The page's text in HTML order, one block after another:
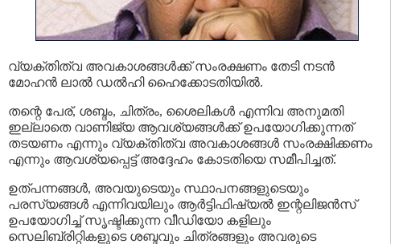
വ്യക്തിത്വ അവകാശങ്ങള്‍ക്ക് സംരക്ഷണം തേടി നടന്‍
മോഹന്‍ ലാല്‍ ഡല്‍ഹി ഹൈക്കോടതിയില്‍.
തന്റെ പേര്, ശബ്ദം, ചിത്രം, ശൈലികള്‍ എന്നിവ അനുമതി
ഇല്ലാതെ വാണിജ്യ ആവശ്യങ്ങൾക്ക് ഉപയോഗിക്കുന്നത്
തടയണം എന്നും വ്യക്തിത്വ അവകാശങ്ങൾ സംരക്ഷിക്കണം
എന്നും ആവശ്യപ്പെട്ട് അദ്ദേഹം കോടതിയെ സമീപിച്ചത്.
ഉത്പന്നങ്ങള്‍, അവയുടെയും സ്ഥാപനങ്ങളുടെയും
പരസ്യങ്ങള്‍ എന്നിവയിലും ആർട്ടിഫിഷ്യൽ ഇന്റലിജൻസ്
ഉപയോഗിച്ച് സൃഷ്ടിക്കുന്ന വീഡിയോ കളിലും
സെലിബ്രിറ്റികളുടെ ശബ്ദവും ചിത്രങ്ങളും അവരുടെ